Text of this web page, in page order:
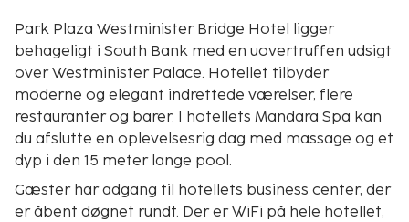
Park Plaza Westminister Bridge Hotel ligger
behageligt i South Bank med en uovertruffen udsigt
over Westminister Palace. Hotellet tilbyder
moderne og elegant indrettede værelser, flere
restauranter og barer. I hotellets Mandara Spa kan
du afslutte en oplevelsesrig dag med massage og et
dyp i den 15 meter lange pool.
Gæster har adgang til hotellets business center, der
er åbent døgnet rundt. Der er WiFi på hele hotellet,